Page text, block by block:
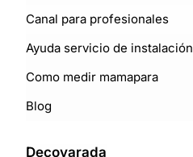
Canal para profesionales
Ayuda servicio de instalación
Como medir mamapara
Blog
Decovarada